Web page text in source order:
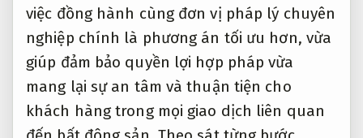
việc đồng hành cùng đơn vị pháp lý chuyên
nghiệp chính là phương án tối ưu hơn, vừa
giúp đảm bảo quyền lợi hợp pháp vừa
mang lại sự an tâm và thuận tiện cho
khách hàng trong mọi giao dịch liên quan